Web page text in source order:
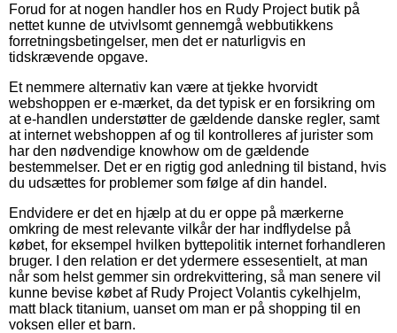
Forud for at nogen handler hos en Rudy Project butik på
nettet kunne de utvivlsomt gennemgå webbutikkens
forretningsbetingelser, men det er naturligvis en
tidskrævende opgave.
Et nemmere alternativ kan være at tjekke hvorvidt
webshoppen er e-mærket, da det typisk er en forsikring om
at e-handlen understøtter de gældende danske regler, samt
at internet webshoppen af og til kontrolleres af jurister som
har den nødvendige knowhow om de gældende
bestemmelser. Det er en rigtig god anledning til bistand, hvis
du udsættes for problemer som følge af din handel.
Endvidere er det en hjælp at du er oppe på mærkerne
omkring de mest relevante vilkår der har indflydelse på
købet, for eksempel hvilken byttepolitik internet forhandleren
bruger. I den relation er det ydermere essesentielt, at man
når som helst gemmer sin ordrekvittering, så man senere vil
kunne bevise købet af Rudy Project Volantis cykelhjelm,
matt black titanium, uanset om man er på shopping til en
voksen eller et barn.